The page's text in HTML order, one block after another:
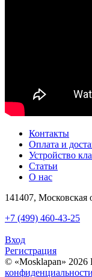
Контакты
Оплата и
Устройство
Статьи
О нас
141407,
+7 (499) 460-43-25
Вход
Регистрация
© «Mosklapan»
конфиденциальности